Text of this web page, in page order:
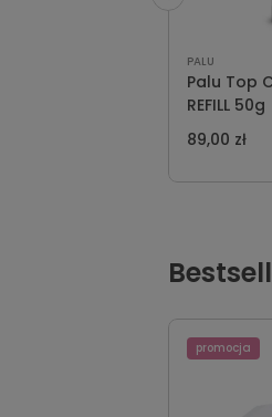
PALU
Palu Top
REFILL 50g
89,00 zł
promocja